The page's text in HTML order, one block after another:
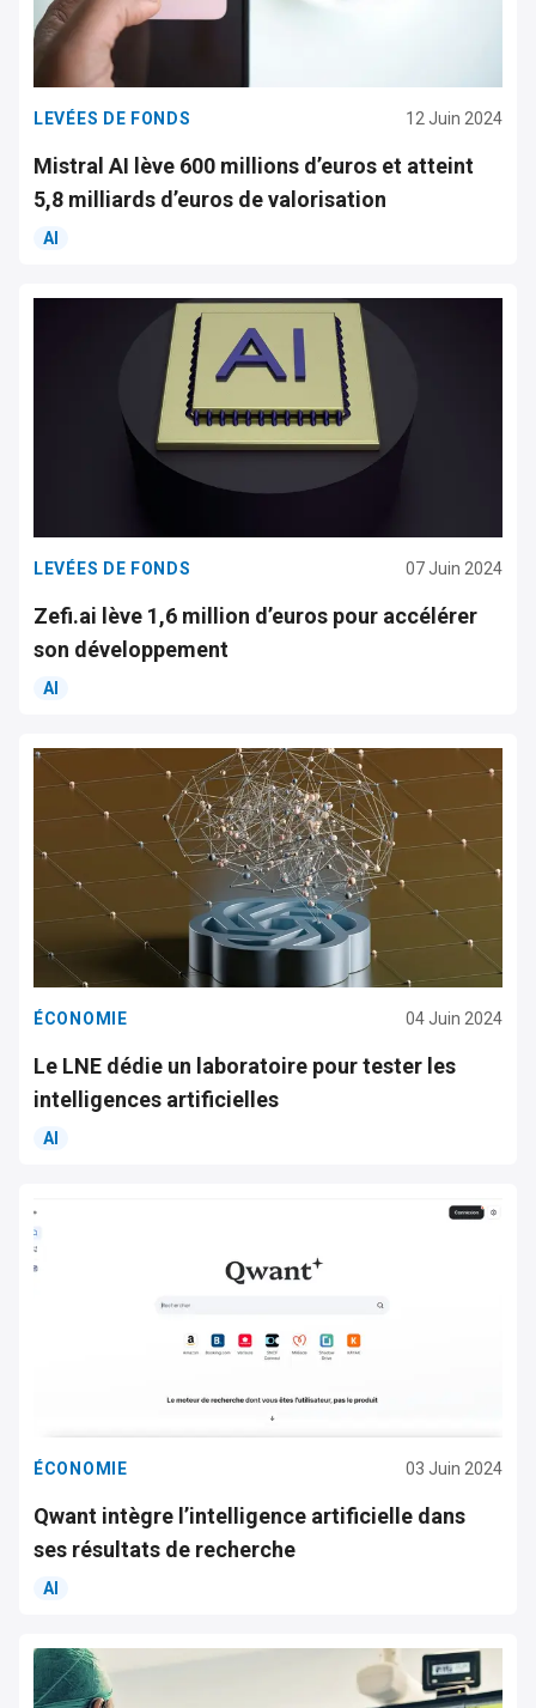
LEVÉES DE FONDS 12 Juin 2024
Mistral AI lève 600 millions d’euros et atteint
5,8 milliards d’euros de valorisation
AI
LEVÉES DE FONDS 07 Juin 2024
Zefi.ai lève 1,6 million d’euros pour accélérer
son développement
AI
ÉCONOMIE 04 Juin 2024
Le LNE dédie un laboratoire pour tester les
intelligences artificielles
AI
ÉCONOMIE 03 Juin 2024
Qwant intègre l’intelligence artificielle dans
ses résultats de recherche
AI